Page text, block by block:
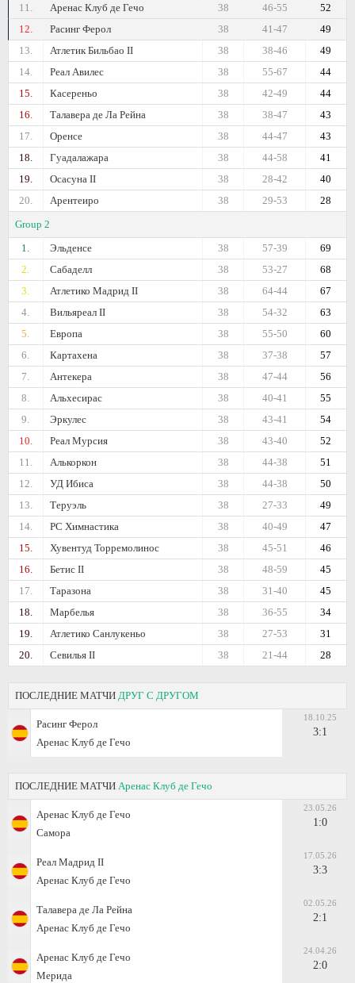
11.
Аренас Клуб де Гечо 52
46-55
38
12.
Расинг Ферол 49
41-47
38
13.
Атлетик Бильбао II 49
38-46
38
14.
Реал Авилес 44
55-67
38
15.
Касереньо 44
42-49
38
16.
Талавера де Ла Рейна 43
38-47
38
17.
Оренсе 43
44-47
38
18.
Гуадалажара 41
44-58
38
19.
Осасуна II 40
28-42
38
20.
Арентеиро 28
29-53
38
Group 2
1.
Эльденсе 69
57-39
38
2.
Сабаделл 68
53-27
38
3.
Атлетико Мадрид II 67
64-44
38
4.
Вильяреал II 63
54-32
38
5.
Европа 60
55-50
38
6.
Картахена 57
37-38
38
7.
Антекера 56
47-44
38
8.
Альхесирас 55
40-41
38
9.
Эркулес 54
43-41
38
10.
Реал Мурсия 52
43-40
38
11.
Алькоркон 51
44-38
38
12.
УД Ибиса 50
44-38
38
13.
Теруэль 49
27-33
38
14.
РС Химнастика 47
40-49
38
15.
Хувентуд Торремолинос 46
45-51
38
16.
Бетис II 45
48-59
38
17.
Таразона 45
31-40
38
18.
Марбелья 34
36-55
38
19.
Атлетико Санлукеньо 31
27-53
38
20.
Севилья II 28
21-44
38
ПОСЛЕДНИЕ МАТЧИ ДРУГ С ДРУГОМ
Расинг Ферол
Аренас Клуб де Гечо
18.10.25
3:1
ПОСЛЕДНИЕ МАТЧИ Аренас Клуб де Гечо
Аренас Клуб де Гечо
Самора
23.05.26
1:0
Реал Мадрид II
Аренас Клуб де Гечо
17.05.26
3:3
Талавера де Ла Рейна
Аренас Клуб де Гечо
02.05.26
2:1
Аренас Клуб де Гечо
Мерида
24.04.26
2:0